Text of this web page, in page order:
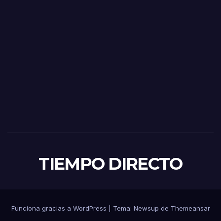
TIEMPO DIRECTO
Funciona gracias a WordPress Tema: Newsup de Themeansar